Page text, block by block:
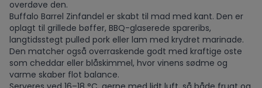
overdøve den.
Buffalo Barrel Zinfandel er skabt til mad med kant. Den er
oplagt til grillede bøffer, BBQ-glaserede spareribs,
langtidsstegt pulled pork eller lam med krydret marinade.
Den matcher også overraskende godt med kraftige oste
som cheddar eller blåskimmel, hvor vinens sødme og
varme skaber flot balance.